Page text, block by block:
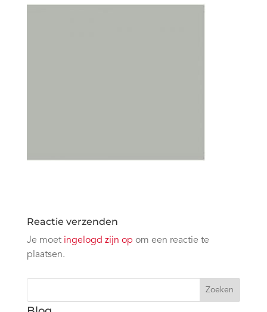
Reactie verzenden
Je moet ingelogd zijn op om een reactie te
plaatsen.
Zoeken